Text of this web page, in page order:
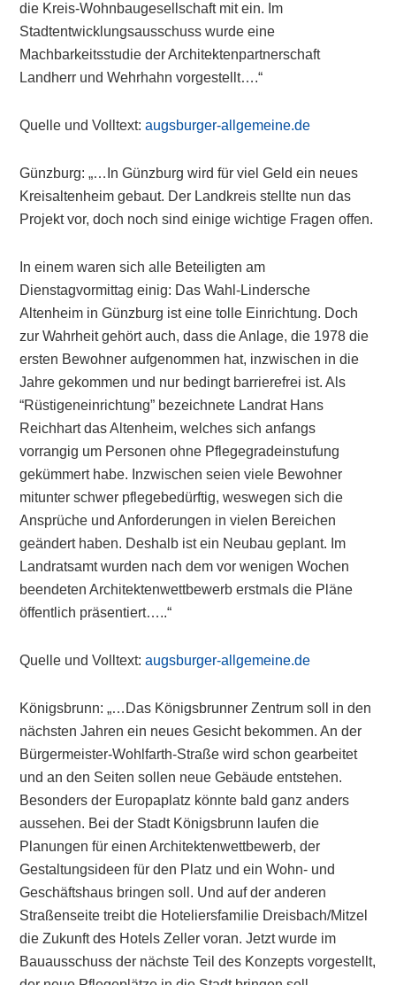
die Kreis-Wohnbaugesellschaft mit ein. Im
Stadtentwicklungsausschuss wurde eine
Machbarkeitsstudie der Architektenpartnerschaft
Landherr und Wehrhahn vorgestellt….“
Quelle und Volltext:augsburger-allgemeine.de
Günzburg: „…In Günzburg wird für viel Geld ein neues
Kreisaltenheim gebaut. Der Landkreis stellte nun das
Projekt vor, doch noch sind einige wichtige Fragen offen.
In einem waren sich alle Beteiligten am
Dienstagvormittag einig: Das Wahl-Lindersche
Altenheim in Günzburg ist eine tolle Einrichtung. Doch
zur Wahrheit gehört auch, dass die Anlage, die 1978 die
ersten Bewohner aufgenommen hat, inzwischen in die
Jahre gekommen und nur bedingt barrierefrei ist. Als
“Rüstigeneinrichtung” bezeichnete Landrat Hans
Reichhart das Altenheim, welches sich anfangs
vorrangig um Personen ohne Pflegegradeinstufung
gekümmert habe. Inzwischen seien viele Bewohner
mitunter schwer pflegebedürftig, weswegen sich die
Ansprüche und Anforderungen in vielen Bereichen
geändert haben. Deshalb ist ein Neubau geplant. Im
Landratsamt wurden nach dem vor wenigen Wochen
beendeten Architektenwettbewerb erstmals die Pläne
öffentlich präsentiert…..“
Quelle und Volltext:augsburger-allgemeine.de
Königsbrunn: „…Das Königsbrunner Zentrum soll in den
nächsten Jahren ein neues Gesicht bekommen. An der
Bürgermeister-Wohlfarth-Straße wird schon gearbeitet
und an den Seiten sollen neue Gebäude entstehen.
Besonders der Europaplatz könnte bald ganz anders
aussehen. Bei der Stadt Königsbrunn laufen die
Planungen für einen Architektenwettbewerb, der
Gestaltungsideen für den Platz und ein Wohn- und
Geschäftshaus bringen soll. Und auf der anderen
Straßenseite treibt die Hoteliersfamilie Dreisbach/Mitzel
die Zukunft des Hotels Zeller voran. Jetzt wurde im
Bauausschuss der nächste Teil des Konzepts vorgestellt,